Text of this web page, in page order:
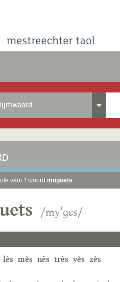
veur 't woord muguets
/myˈɡɛs/
lès mès nès très vès zès